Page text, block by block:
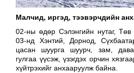
Малчид, иргэд, тээвэрчдийн
02-ны өдөр Сэлэнгийн нутаг, Төв
03-нд Хэнтий, Дорнод,
цасан шуурга шуурч, зам,
гулгаа үүсэж, үзэгдэх орчин
хүйтрэхийг анхааруулж байна.